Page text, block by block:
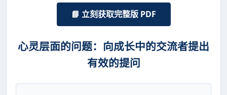
📘 立刻获取完整版 PDF
心灵层面的问题：向成长中的交流者提出
有效的提问